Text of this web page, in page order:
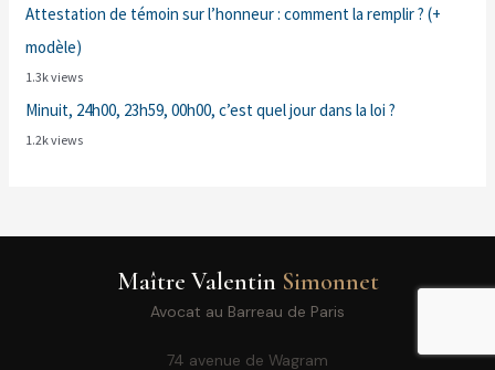
Attestation de témoin sur l’honneur : comment la remplir ? (+
modèle)
1.3k views
Minuit, 24h00, 23h59, 00h00, c’est quel jour dans la loi ?
1.2k views
Maître Valentin Simonnet
Avocat au Barreau de Paris
74 avenue de Wagram